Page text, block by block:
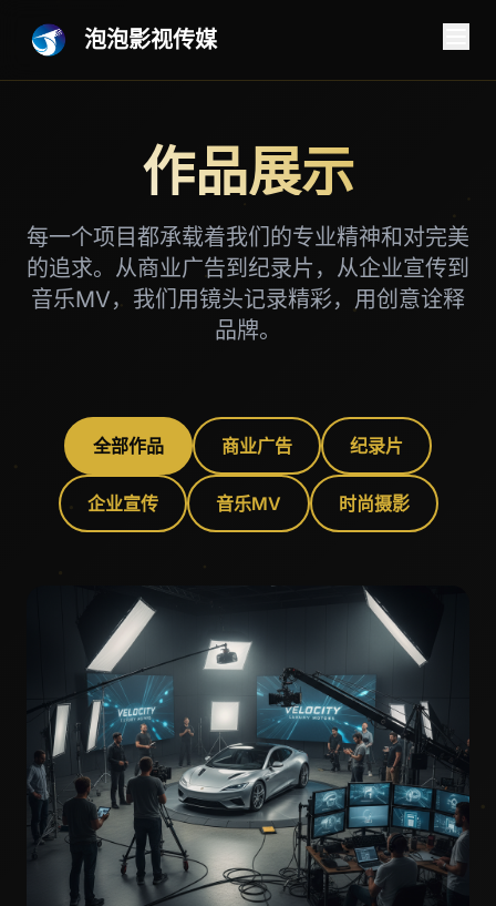
泡泡影视传媒
作品展示
每一个项目都承载着我们的专业精神和对完美
的追求。从商业广告到纪录片，从企业宣传到
音乐MV，我们用镜头记录精彩，用创意诠释
品牌。
全部作品 商业广告 纪录片
企业宣传 音乐MV 时尚摄影